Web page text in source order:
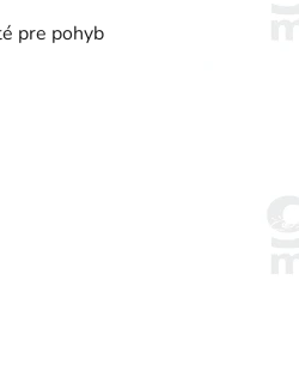
pre pohyb